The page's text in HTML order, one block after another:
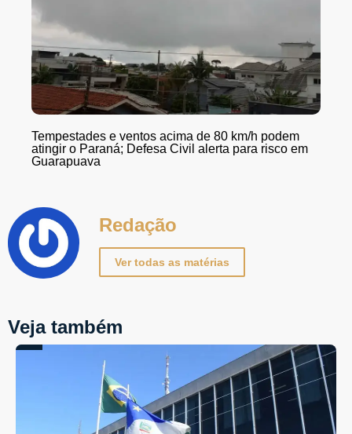
Tempestades e ventos acima de 80 km/h podem
atingir o Paraná; Defesa Civil alerta para risco em
Guarapuava
Redação
Ver todas as matérias
Veja também